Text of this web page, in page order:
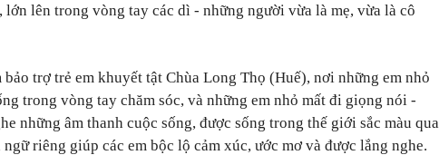
lớn lên trong vòng tay các dì - những người vừa là mẹ, vừa là cô
bảo trợ trẻ em khuyết tật Chùa Long Thọ (Huế), nơi những em nhỏ
trong vòng tay chăm sóc, và những em nhỏ mất đi giọng nói -
những âm thanh cuộc sống, được sống trong thế giới sắc màu qua
riêng giúp các em bộc lộ cảm xúc, ước mơ và được lắng nghe.